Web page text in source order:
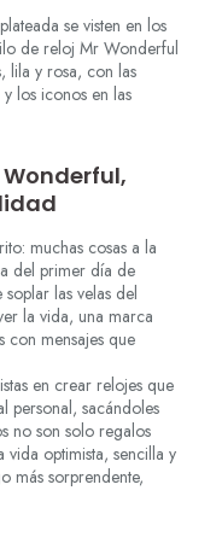
se visten en los
de reloj Mr Wonderful
lila y rosa, con las
los iconos en las
muchas cosas a la
del primer día de
las velas del
la vida, una marca
con mensajes que
en crear relojes que
personal, sacándoles
no son solo regalos
optimista, sencilla y
más sorprendente,